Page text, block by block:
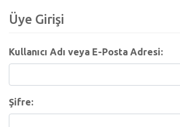
Üye Girişi
Kullanıcı Adı veya E-Posta Adresi:
Şifre: